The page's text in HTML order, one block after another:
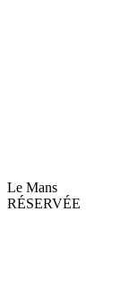
Le Mans
RÉSERVÉE